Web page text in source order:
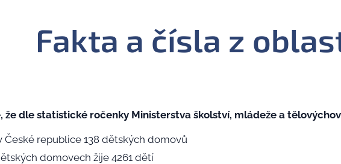
Fakta a čísla z
že dle statistické ročenky Ministerstva školství, mládeže a
České republice 138 dětských domovů
domovech žije 4261 dětí